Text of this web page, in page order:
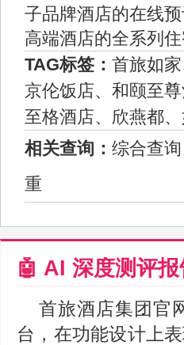
子品牌酒店的在线
高端酒店的全系列住
TAG标签： 首旅如
京伦饭店、和颐至
至格酒店、欣燕都
相关查询： 综合查询
重
🤖 AI 深度测评报
首旅酒店集团官
台，在功能设计上